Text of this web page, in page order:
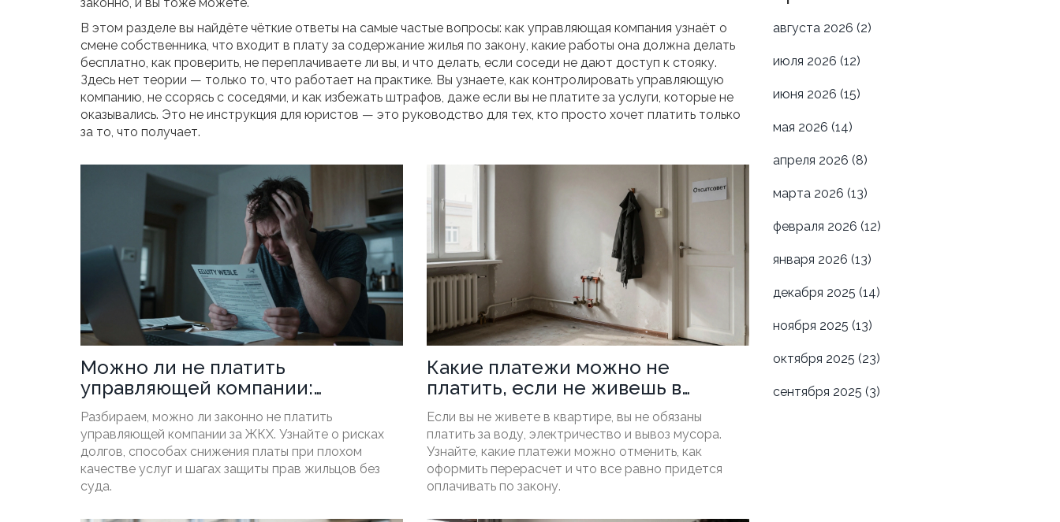
законно, и вы тоже можете.
В этом разделе вы найдёте чёткие ответы на самые частые вопросы: как управляющая компания узнаёт о
смене собственника, что входит в плату за содержание жилья по закону, какие работы она должна делать
бесплатно, как проверить, не переплачиваете ли вы, и что делать, если соседи не дают доступ к стояку.
Здесь нет теории — только то, что работает на практике. Вы узнаете, как контролировать управляющую
компанию, не ссорясь с соседями, и как избежать штрафов, даже если вы не платите за услуги, которые не
оказывались. Это не инструкция для юристов — это руководство для тех, кто просто хочет платить только
за то, что получает.
Можно ли не платить
управляющей компании:
законные способы и риски
Разбираем, можно ли законно не платить
управляющей компании за ЖКХ. Узнайте о рисках
долгов, способах снижения платы при плохом
качестве услуг и шагах защиты прав жильцов без
суда.
Какие платежи можно не
платить, если не живешь в
квартире
Если вы не живете в квартире, вы не обязаны
платить за воду, электричество и вывоз мусора.
Узнайте, какие платежи можно отменить, как
оформить перерасчет и что все равно придется
оплачивать по закону.
августа 2026 (2)
июля 2026 (12)
июня 2026 (15)
мая 2026 (14)
апреля 2026 (8)
марта 2026 (13)
февраля 2026 (12)
января 2026 (13)
декабря 2025 (14)
ноября 2025 (13)
октября 2025 (23)
сентября 2025 (3)